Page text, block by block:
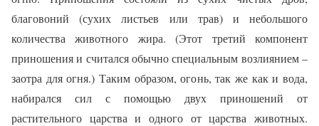
благовоний (сухих листьев или трав) и небольшого
количества животного жира. (Этот третий компонент
приношения и считался обычно специальным возлиянием –
заотра для огня.) Таким образом, огонь, так же как и вода,
набирался сил с помощью двух приношений от
растительного царства и одного от царства животных.